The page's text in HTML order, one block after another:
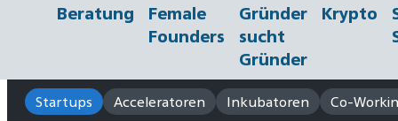
Beratung
Female
Founders
Gründer
sucht
Gründer
Krypto
Startups Acceleratoren Inkubatoren Co-